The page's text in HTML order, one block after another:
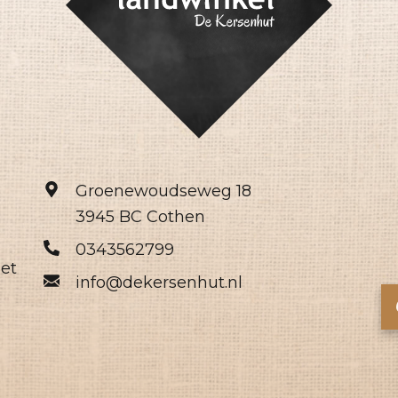
Groenewoudseweg 18
3945 BC Cothen
0343562799
info@dekersenhut.nl